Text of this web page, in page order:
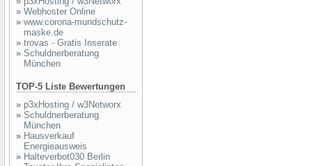
» Webhoster Online
» www.corona-mundschutz-
maske.de
» trovas - Gratis Inserate
» Schuldnerberatung
München
TOP-5 Liste Bewertungen
» p3xHosting / w3Networx
» Schuldnerberatung
München
» Hausverkauf
Energieausweis
» Halteverbot030 Berlin